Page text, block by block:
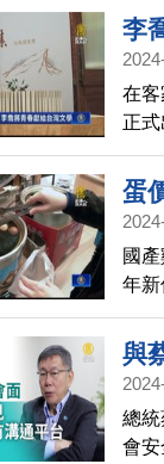
李
在客
正
喬
蛋
國
年
蛋
原
顆
與
總
會